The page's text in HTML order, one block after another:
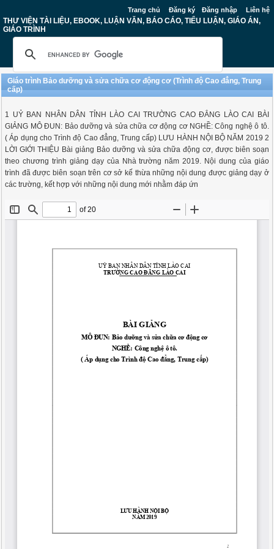
Trang chủ Đăng ký Đăng nhập Liên hệ
THƯ VIỆN TÀI LIỆU, EBOOK, LUẬN VĂN, BÁO CÁO, TIỂU LUẬN, GIÁO ÁN,
GIÁO TRÌNH
Giáo trình Bảo dưỡng và sửa chữa cơ động cơ (Trình độ Cao đẳng, Trung
cấp)
1 UỶ BAN NHÂN DÂN TỈNH LÀO CAI TRƯỜNG CAO ĐẲNG LÀO CAI BÀI
GIẢNG MÔ ĐUN: Bảo dưỡng và sửa chữa cơ động cơ NGHỀ: Công nghệ ô tô.
( Áp dụng cho Trình độ Cao đẳng, Trung cấp) LƯU HÀNH NỘI BỘ NĂM 2019 2
LỜI GIỚI THIỆU Bài giảng Bảo dưỡng và sửa chữa động cơ, được biên soạn
theo chương trình giảng dạy của Nhà trường năm 2019. Nội dung của giáo
trình đã được biên soạn trên cơ sở kế thừa những nội dung được giảng dạy ở
các trường, kết hợp với những nội dung mới nhằm đáp ứn